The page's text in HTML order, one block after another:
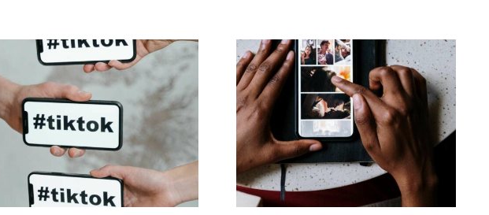
Najlepsze ustawienia
prywatności TikTok
na 2024 rok
Najlepsze aplikacje
do animacji zdjęć na
angażujące posty na
Facebooku